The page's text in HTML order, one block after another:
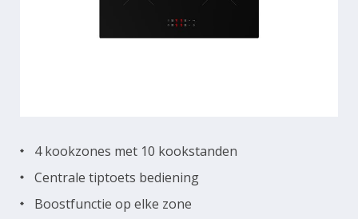
4 kookzones met 10 kookstanden
Centrale tiptoets bediening
Boostfunctie op elke zone